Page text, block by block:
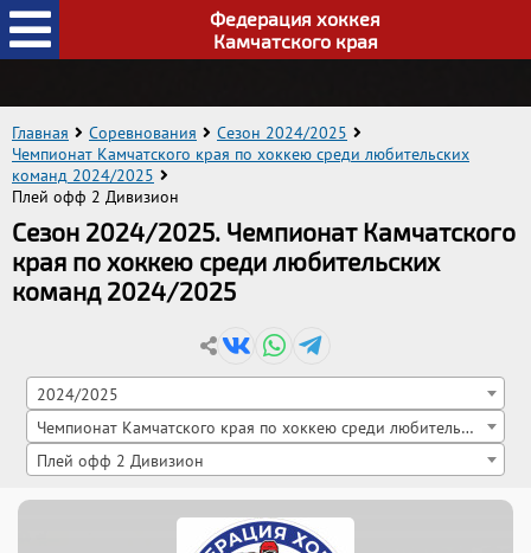
Федерация хоккея
Камчатского края
Главная Соревнования
Сезон 2024/2025
Чемпионат Камчатского края по хоккею среди любительских
команд 2024/2025
Плей офф 2 Дивизион
Сезон 2024/2025. Чемпионат Камчатского
края по хоккею среди любительских
команд 2024/2025
2024/2025
Чемпионат Камчатского края по хоккею среди любительских команд 2024/2025
Плей офф 2 Дивизион